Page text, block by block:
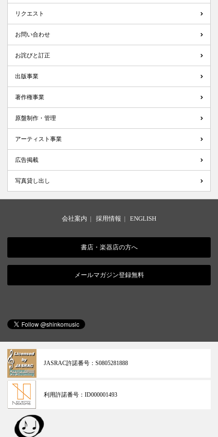
リクエスト
お問い合わせ
お詫びと訂正
出版事業
著作権事業
原盤制作・管理
アーティスト事業
広告掲載
写真貸し出し
会社案内 | 採用情報 | ENGLISH
書店・楽器店の方へ
メールマガジン登録無料
JASRAC許諾番号： S0805281888
利用許諾番号： ID000001493